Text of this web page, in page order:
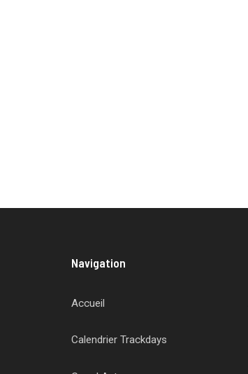
Navigation
Accueil
Calendrier Trackdays